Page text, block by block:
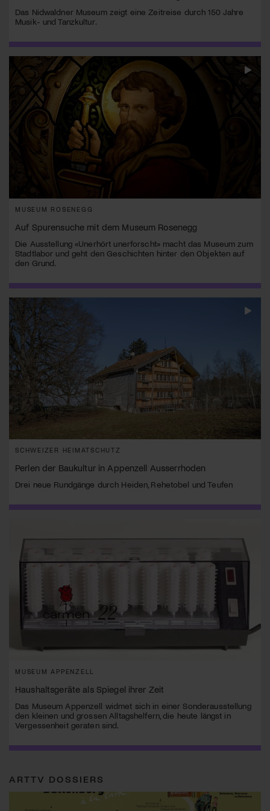
Das Nidwaldner Museum zeigt eine Zeitreise durch 150 Jahre
Musik- und Tanzkultur.
MUSEUM ROSENEGG
Auf Spurensuche mit dem Museum Rosenegg
Die Ausstellung «Unerhört unerforscht» macht das Museum zum
Stadtlabor und geht den Geschichten hinter den Objekten auf
den Grund.
SCHWEIZER HEIMATSCHUTZ
Perlen der Baukultur in Appenzell Ausserrhoden
Drei neue Rundgänge durch Heiden, Rehetobel und Teufen
MUSEUM APPENZELL
Haushaltsgeräte als Spiegel ihrer Zeit
Das Museum Appenzell widmet sich in einer Sonderausstellung
den kleinen und grossen Alltagshelfern, die heute längst in
Vergessenheit geraten sind.
ARTTV DOSSIERS